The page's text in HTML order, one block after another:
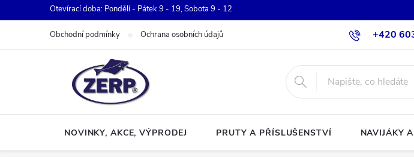
na
Otevírací doba: Pondělí - Pátek 9 - 19, Sobota 9 - 12
+420
Obchodní podmínky Ochrana osobních údajů
NOVINKY, AKCE, VÝPRODEJ PRUTY A PŘÍSLUŠENSTVÍ NAVIJÁKY